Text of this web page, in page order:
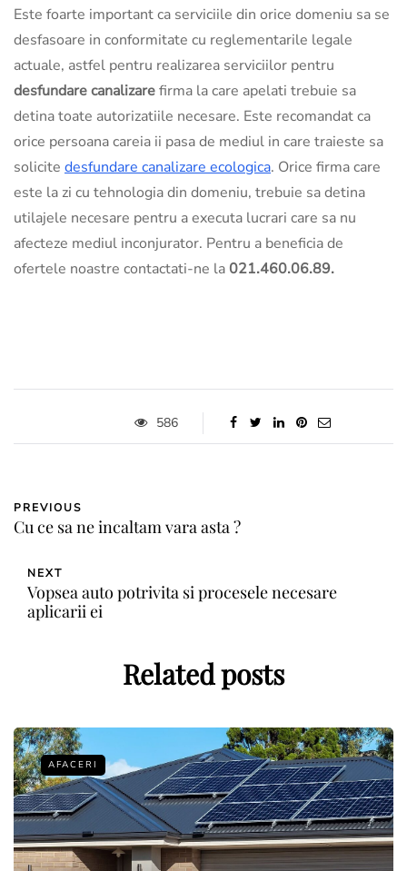
Este foarte important ca serviciile din orice domeniu sa se
desfasoare in conformitate cu reglementarile legale
actuale, astfel pentru realizarea serviciilor pentru
desfundare canalizarefirma la care apelati trebuie sa
detina toate autorizatiile necesare. Este recomandat ca
orice persoana careia ii pasa de mediul in care traieste sa
solicite desfundare canalizare ecologica. Orice firma care
este la zi cu tehnologia din domeniu, trebuie sa detina
utilajele necesare pentru a executa lucrari care sa nu
afecteze mediul inconjurator. Pentru a beneficia de
ofertele noastre contactati-ne la 021.460.06.89.
586
PREVIOUS
Cu ce sa ne incaltam vara asta ?
NEXT
Vopsea auto potrivita si procesele necesare
aplicarii ei
Related posts
AFACERI